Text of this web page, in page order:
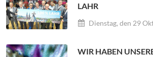
LAHR
Dienstag, den 29
WIR HABEN